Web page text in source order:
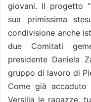
giovani. Il progetto
sua primissima
condivisione anche
due Comitati
presidente Daniela
gruppo di lavoro di
Come già
Versilia le ragazze,